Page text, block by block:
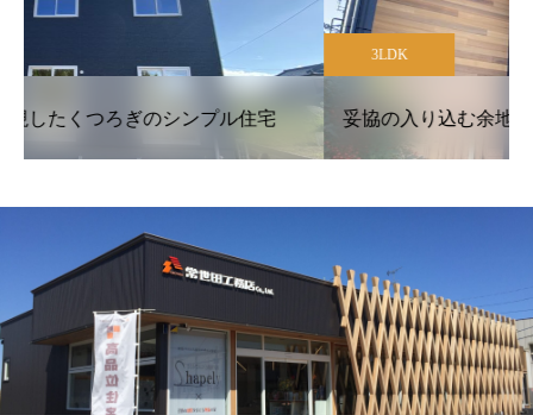
妥協の入り込む余地のない究極のシンプル形状の家